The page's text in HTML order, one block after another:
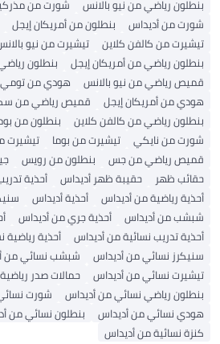
بنطلون رياضي من نيو بالانس
شورت من
شورت من أديداس
بنطلون من أمريكان إيجل
تيشيرت من كالفن كلاين
تيشيرت من نيو
بنطلون رياضي من أمريكان إيجل
بنطلون
قميص رياضي من نيو بالانس
هودي من تومي
هودي من أمريكان إيجل
قميص رياضي من
بنطلون رياضي من كالفن كلاين
بنطلون من
شورت من نايكي
تيشيرت من بوما
تيشيرت
قميص رياضي من جس
بنطلون من رويس
حقائب ظهر
حقيبة ظهر أديداس
أحذية
أحذية رياضية من أديداس
أحذية أديداس
شبشب من أديداس
أحذية جري من أديداس
أحذية تدريب نسائية من أديداس
أحذية
سنيكرز نسائي من أديداس
شبشب نسائي من
تيشيرت نسائي من أديداس
حمالات صدر
بنطلون رياضي نسائي من أديداس
شورت
هودي نسائي من أديداس
بنطلون نسائي من
كنزة نسائية من أديداس